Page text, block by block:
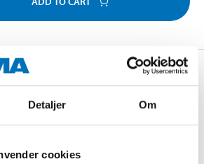
Detaljer Om
cookies
periods in difficult conditions.